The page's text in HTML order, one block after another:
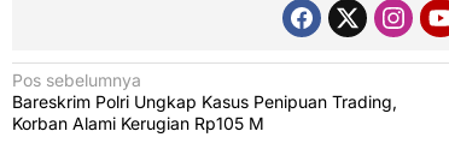
N
a
Pos sebelumnya
Bareskrim Polri Ungkap Kasus Penipuan Trading,
Korban Alami Kerugian Rp105 M